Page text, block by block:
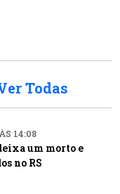
Todas
14:08
um morto e
no RS